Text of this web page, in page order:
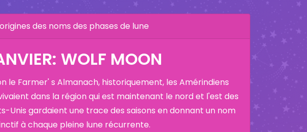
des noms des phases de lune
WOLF MOON
le Farmer' s Almanach, historiquement, les Amérindiens
dans la région qui est maintenant le nord et l'est des
Unis gardaient une trace des saisons en donnant un nom
à chaque pleine lune récurrente.